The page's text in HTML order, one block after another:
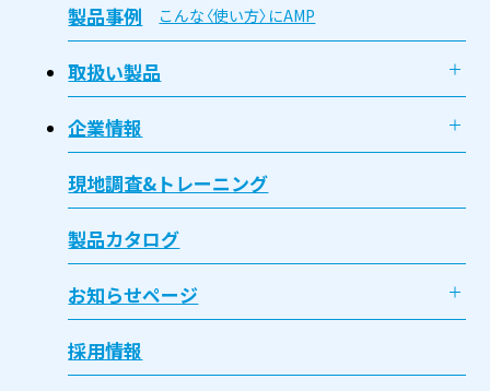
製品事例 こんな〈使い方〉にAMP
取扱い製品
企業情報
現地調査&トレーニング
製品カタログ
お知らせページ
採用情報